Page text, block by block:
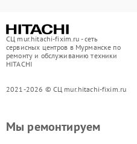
СЦ mur.hitachi-fixim.ru - сеть
сервисных центров в Мурманске по
ремонту и обслуживанию техники
HITACHI
2021-2026 © СЦ mur.hitachi-fixim.ru
Мы ремонтируем